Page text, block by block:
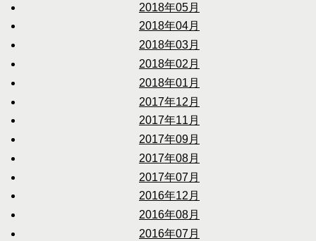
2018年05月
2018年04月
2018年03月
2018年02月
2018年01月
2017年12月
2017年11月
2017年09月
2017年08月
2017年07月
2016年12月
2016年08月
2016年07月